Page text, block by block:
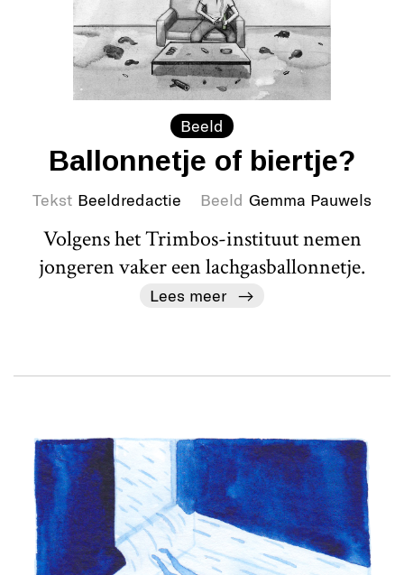
Beeld
Ballonnetje of biertje?
Tekst Beeldredactie Beeld Gemma Pauwels
Volgens het Trimbos-instituut nemen
jongeren vaker een lachgasballonnetje.
Lees meer